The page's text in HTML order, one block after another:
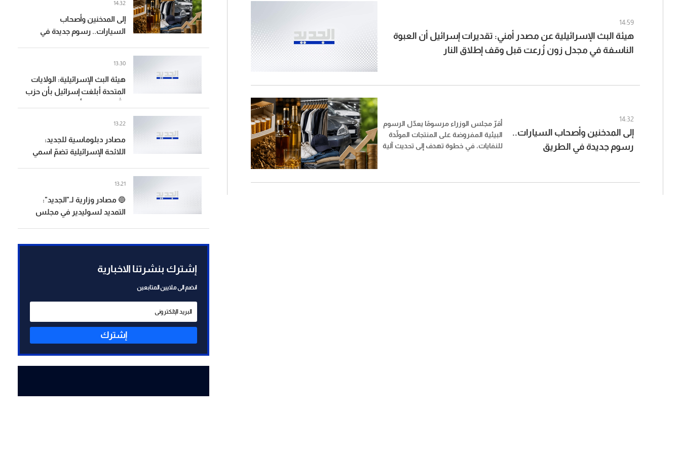
14:59
هيئة البث الإسرائيلية عن مصدر أمني: تقديرات إسرائيل أن العبوة
الناسفة في مجدل زون زُرعت قبل وقف إطلاق النار
14:32
إلى المدخنين وأصحاب السيارات..
رسوم جديدة في الطريق
أقرّ مجلس الوزراء مرسومًا يعدّل الرسوم
البيئية المفروضة على المنتجات المولّدة
للنفايات، في خطوة تهدف إلى تحديث آلية
إلى المدخنين وأصحاب
السيارات.. رسوم جديدة في
14:32
هيئة البث الإسرائيلية: الولايات
المتحدة أبلغت إسرائيل بأن حزب
13:30
مصادر دبلوماسية للجديد:
اللائحة الإسرائيلية تضمّ اسمي
أن حزب الله خطفهما عامي
1982 و1985
13:22
🔵 مصادر وزارية لـ"الجديد":
التمديد لسوليدير في مجلس
المكلفة بها سوليدير بانتظار
اللجنة وعلى أساسه يتخذ القرار
13:21
إشترك بنشرتنا الاخبارية
انضم الى ملايين المتابعين
إشترك